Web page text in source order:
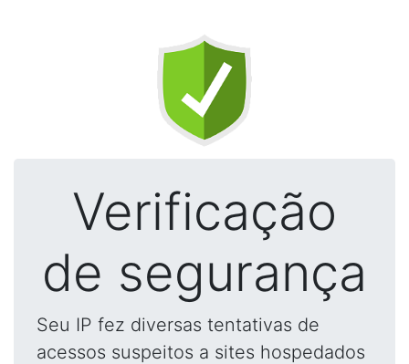
Verificação
de segurança
Seu IP fez diversas tentativas de
acessos suspeitos a sites hospedados